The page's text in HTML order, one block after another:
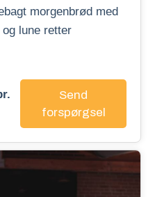
morgenbrød med
lune retter
Send
forspørgsel